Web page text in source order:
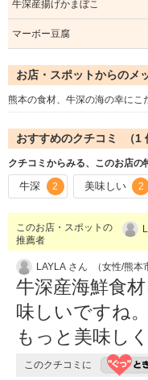
牛深産揚げかまぼこ
マーボー豆腐
お店・スポットからのメ
熊本の食材、牛深の海の幸にこ
おすすめのクチコミ （1
クチコミからみる、このお店の
牛深 2 美味しい 2
このお店・スポットの
推薦者
LAYLA さん （女性/熊本
牛深産海鮮食
味しいですね
もっと美味し
このクチコミに